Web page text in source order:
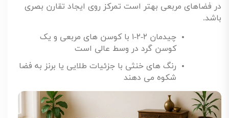
در فضاهای مربعی بهتر است تمرکز روی ایجاد تقارن بصری
باشد.
چیدمان ۲-۲-۱
با کوسن های مربعی و یک
کوسن گرد در وسط عالی است
رنگ های خنثی با جزئیات طلایی یا برنز به فضا
شکوه می دهند